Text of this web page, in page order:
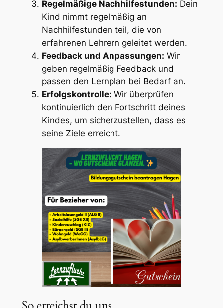
Regelmäßige Nachhilfestunden: Dein
Kind nimmt regelmäßig an
Nachhilfestunden teil, die von
erfahrenen Lehrern geleitet werden.
Feedback und Anpassungen: Wir
geben regelmäßig Feedback und
passen den Lernplan bei Bedarf an.
Erfolgskontrolle: Wir überprüfen
kontinuierlich den Fortschritt deines
Kindes, um sicherzustellen, dass es
seine Ziele erreicht.